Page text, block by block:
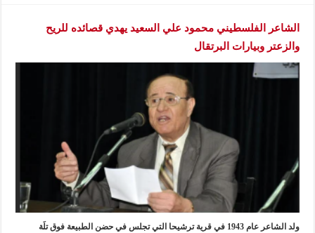
الشاعر الفلسطيني محمود علي السعيد يهدي قصائده للريح
والزعتر وبيارات البرتقال
ولد الشاعر عام 1943 في قرية ترشيحا التي تجلس في حضن الطبيعة فوق تلَة